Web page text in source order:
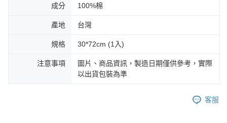
成分 100%棉
產地 台灣
規格 30*72cm (1入)
注意事項
圖片、商品資訊，製造日期僅供參考，實際
以出貨包裝為準
客服